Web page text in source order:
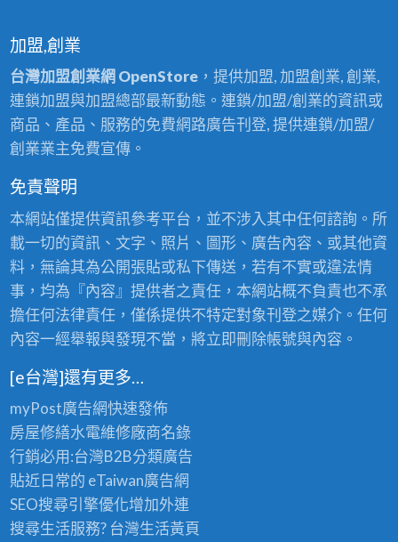
加盟,創業
台灣加盟創業網 OpenStore，提供加盟, 加盟創業, 創業,
連鎖加盟與加盟總部最新動態。連鎖/加盟/創業的資訊或
商品、產品、服務的免費網路廣告刊登, 提供連鎖/加盟/
創業業主免費宣傳。
免責聲明
本網站僅提供資訊參考平台，並不涉入其中任何諮詢。所
載一切的資訊、文字、照片、圖形、廣告內容、或其他資
料，無論其為公開張貼或私下傳送，若有不實或違法情
事，均為『內容』提供者之責任，本網站概不負責也不承
擔任何法律責任，僅係提供不特定對象刊登之媒介。任何
內容一經舉報與發現不當，將立即刪除帳號與內容。
[e台灣]還有更多…
myPost廣告網快速發佈
房屋修繕水電維修廠商名錄
行銷必用:台灣B2B分類廣告
貼近日常的 eTaiwan廣告網
SEO搜尋引擎優化增加外連
搜尋生活服務? 台灣生活黃頁